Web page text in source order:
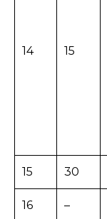
14 15
15 30
16 –